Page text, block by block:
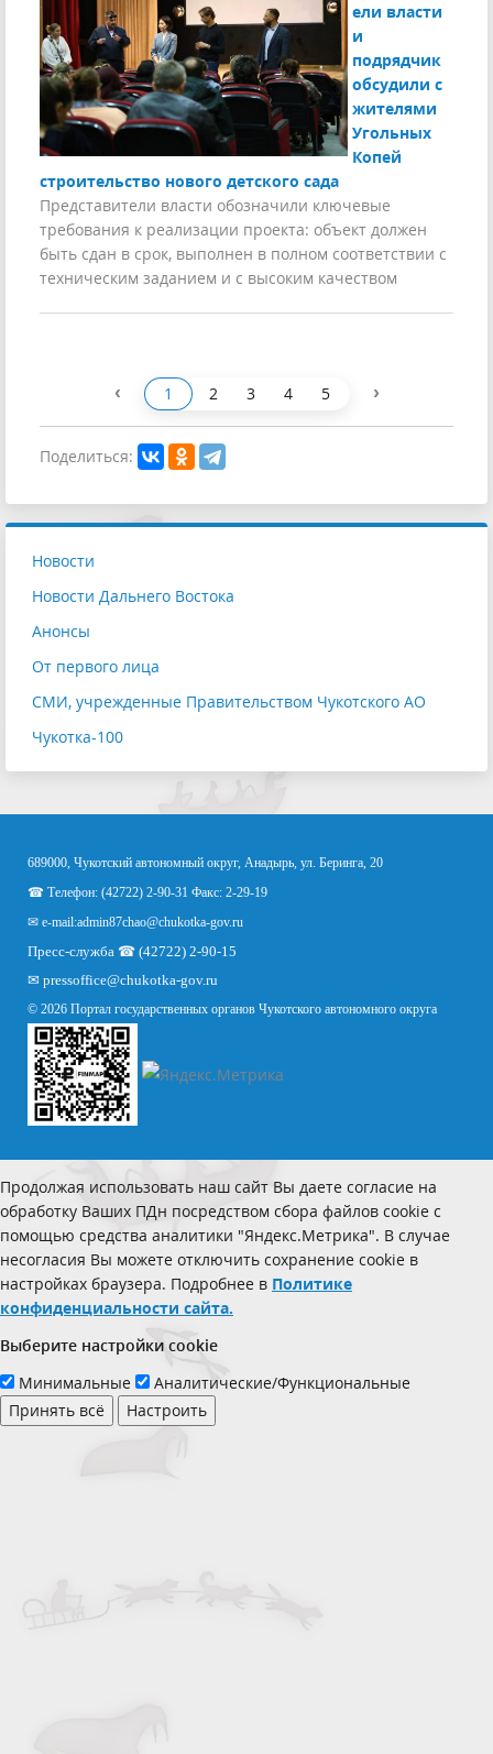
ели власти
и
подрядчик
обсудили с
жителями
Угольных
Копей
строительство нового детского сада
Представители власти обозначили ключевые
требования к реализации проекта: объект должен
быть сдан в срок, выполнен в полном соответствии с
техническим заданием и с высоким качеством
‹ 1 2 3 4 5 ›
Поделиться:
Новости
Новости Дальнего Востока
Анонсы
От первого лица
СМИ, учрежденные Правительством Чукотского АО
Чукотка-100
689000, Чукотский автономный округ, Анадырь, ул. Беринга, 20
☎ Телефон: (42722) 2-90-31 Факс: 2-29-19
✉ e-mail:admin87chao@chukotka-gov.ru
Пресс-служба ☎ (42722) 2-90-15
✉ pressoffice@chukotka-gov.ru
© 2026 Портал государственных органов Чукотского автономного округа
Продолжая использовать наш сайт Вы даете согласие на
обработку Ваших ПДн посредством сбора файлов cookie с
помощью средства аналитики "Яндекс.Метрика". В случае
несогласия Вы можете отключить сохранение cookie в
настройках браузера. Подробнее в Политике
конфиденциальности сайта.
Выберите настройки cookie
Минимальные
Аналитические/Функциональные
Принять всё
Настроить